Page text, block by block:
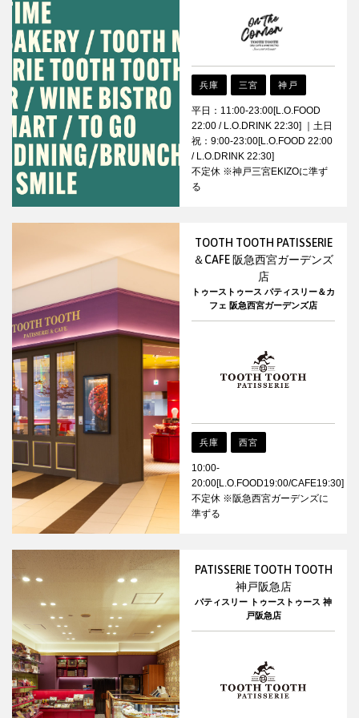
兵庫 三宮 神戸
平日：11:00-23:00[L.O.FOOD
22:00 / L.O.DRINK 22:30] ｜土日
祝：9:00-23:00[L.O.FOOD 22:00
/ L.O.DRINK 22:30]
不定休 ※神戸三宮EKIZOに準ず
る
TOOTH TOOTH PATISSERIE
＆CAFE 阪急西宮ガーデンズ
店
トゥーストゥース パティスリー＆カ
フェ 阪急西宮ガーデンズ店
兵庫 西宮
10:00-
20:00[L.O.FOOD19:00/CAFE19:30]
不定休 ※阪急西宮ガーデンズに
準ずる
PATISSERIE TOOTH TOOTH
神戸阪急店
パティスリー トゥーストゥース 神
戸阪急店